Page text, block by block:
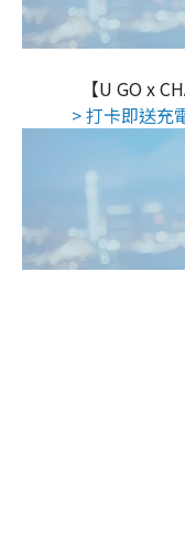
【U GO x
> 打卡即送充